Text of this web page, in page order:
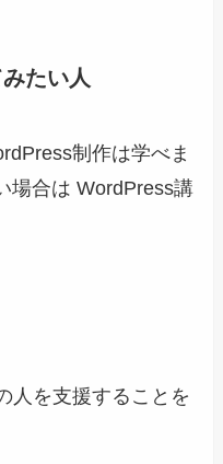
たい人
制作は学べま
場合は WordPress講
人を支援することを